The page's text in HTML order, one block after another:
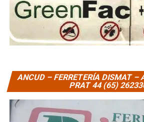
ANCUD – FERRETERÍA DISMAT –
PRAT 44 (65)